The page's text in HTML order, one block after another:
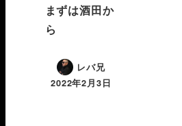
まずは酒田か
ら
レバ兄
2022年2月3日